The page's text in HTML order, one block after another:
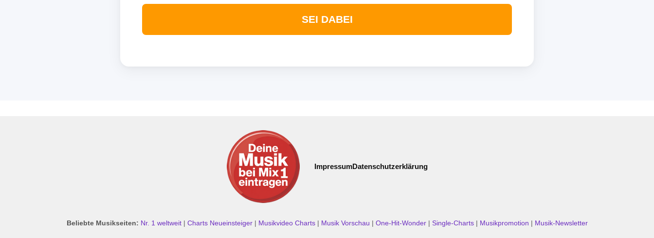
SEI DABEI
ImpressumDatenschutzerklärung
Beliebte Musikseiten: Nr. 1 weltweit | Charts Neueinsteiger | Musikvideo Charts | Musik Vorschau | One-Hit-Wonder | Single-Charts | Musikpromotion | Musik-Newsletter